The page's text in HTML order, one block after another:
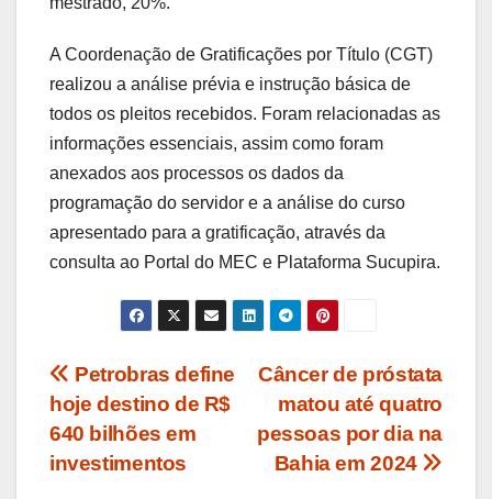
A Coordenação de Gratificações por Título (CGT)
realizou a análise prévia e instrução básica de
todos os pleitos recebidos. Foram relacionadas as
informações essenciais, assim como foram
anexados aos processos os dados da
programação do servidor e a análise do curso
apresentado para a gratificação, através da
consulta ao Portal do MEC e Plataforma Sucupira.
Navegação
de
Post
Câncer de próstata
matou até quatro
pessoas por dia na
Bahia em 2024
Petrobras define
hoje destino de R$
640 bilhões em
investimentos